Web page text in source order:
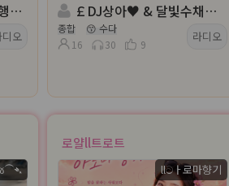
디오
￡DJ상아♥ & 달빛수채화™ 방송
종합
😙 수다
16
30 9
라디오
로얄ll트로트
llටㅏ로마향기